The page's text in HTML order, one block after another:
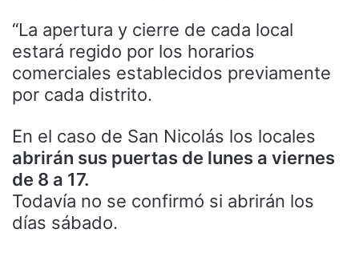
“La apertura y cierre de cada local
estará regido por los horarios
comerciales establecidos previamente
por cada distrito.
En el caso de San Nicolás los locales
abrirán sus puertas de lunes a viernes
de 8 a 17.
Todavía no se confirmó si abrirán los
días sábado.